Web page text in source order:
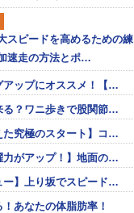
スピードを高めるための練
速走の方法とポ…
アップにオススメ！【…
る？ワニ歩きで股関節…
た究極のスタート】コ…
力がアップ！】地面の…
ー】上り坂でスピード…
あなたの体脂肪率！